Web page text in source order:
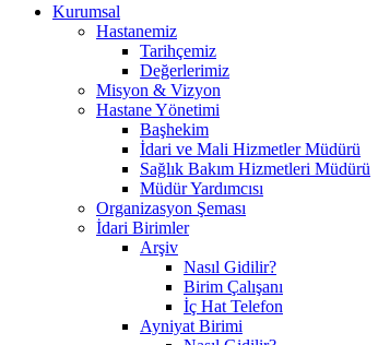
Kurumsal
Hastanemiz
Tarihçemiz
Değerlerimiz
Misyon & Vizyon
Hastane Yönetimi
Başhekim
İdari ve Mali Hizmetler Müdürü
Sağlık Bakım Hizmetleri Müdürü
Müdür Yardımcısı
Organizasyon Şeması
İdari Birimler
Arşiv
Nasıl Gidilir?
Birim Çalışanı
İç Hat Telefon
Ayniyat Birimi